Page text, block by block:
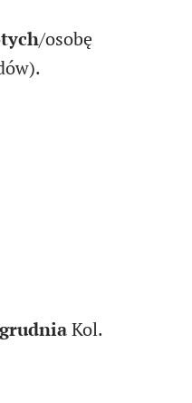
/osobę
Kol.